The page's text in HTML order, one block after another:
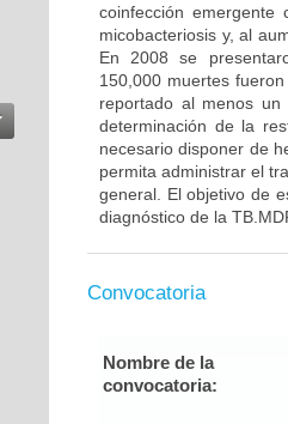
coinfección
micobacteriosis y, al
En 2008 se
150,000 muertes
reportado al menos un
determinación de la
necesario disponer de
permita administrar el
general. El objetivo de
diagnóstico de la
Convocatoria
Nombre de la
convocatoria: